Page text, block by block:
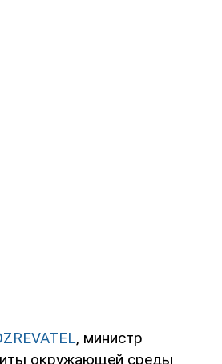
, министр
окружающей среды